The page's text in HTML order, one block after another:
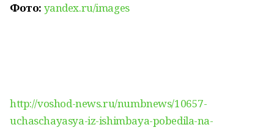
Фото: yandex.ru/images
http://voshod-news.ru/numbnews/10657-
uchaschayasya-iz-ishimbaya-pobedila-na-